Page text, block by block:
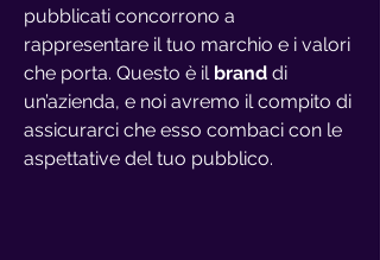
pubblicati concorrono a
rappresentare il tuo marchio e i valori
che porta. Questo è il brand di
un’azienda, e noi avremo il compito di
assicurarci che esso combaci con le
aspettative del tuo pubblico.